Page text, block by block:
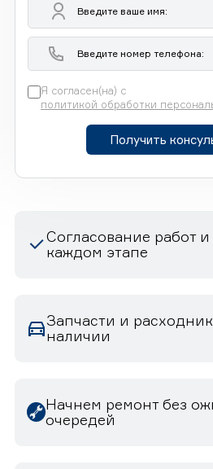
Я согласен(на) с
политикой обработки
Получить
Согласование работ
каждом этапе
Запчасти и
наличии
Начнем ремонт без
очередей